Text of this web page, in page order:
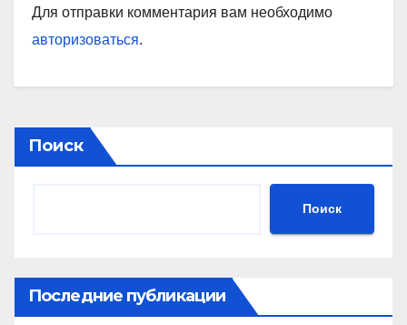
Для отправки комментария вам необходимо
авторизоваться.
Поиск
Поиск
Последние публикации